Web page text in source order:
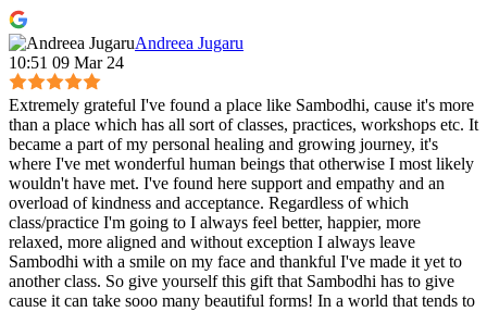
Andreea Jugaru
10:51 09 Mar 24
Extremely grateful I've found a place like Sambodhi, cause it's more
than a place which has all sort of classes, practices, workshops etc. It
became a part of my personal healing and growing journey, it's
where I've met wonderful human beings that otherwise I most likely
wouldn't have met. I've found here support and empathy and an
overload of kindness and acceptance. Regardless of which
class/practice I'm going to I always feel better, happier, more
relaxed, more aligned and without exception I always leave
Sambodhi with a smile on my face and thankful I've made it yet to
another class. So give yourself this gift that Sambodhi has to give
cause it can take sooo many beautiful forms! In a world that tends to